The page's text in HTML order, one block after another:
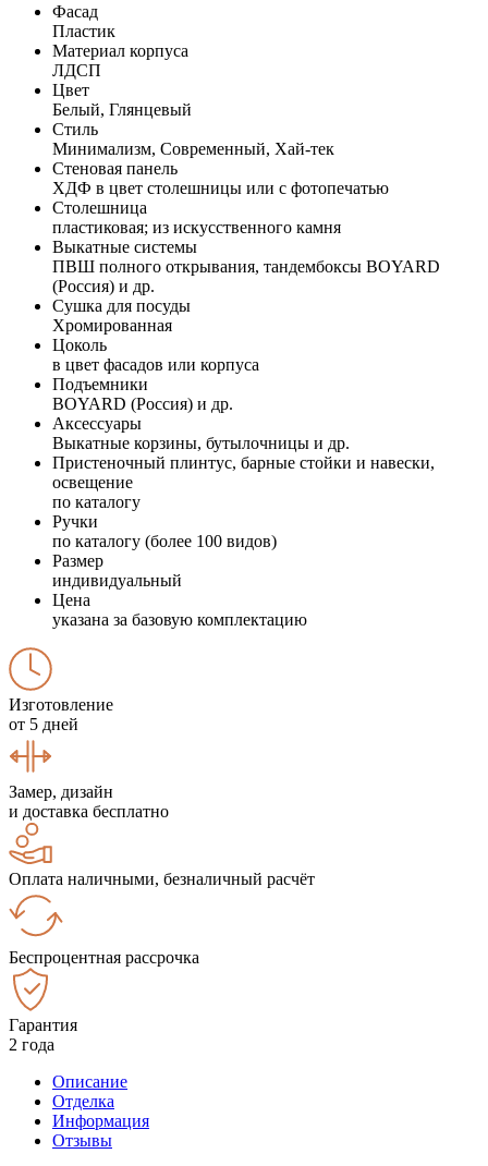
Фасад
Пластик
Материал корпуса
ЛДСП
Цвет
Белый, Глянцевый
Стиль
Минимализм, Современный, Хай-тек
Стеновая панель
ХДФ в цвет столешницы или с фотопечатью
Столешница
пластиковая; из искусственного камня
Выкатные системы
ПВШ полного открывания, тандембоксы BOYARD
(Россия) и др.
Сушка для посуды
Хромированная
Цоколь
в цвет фасадов или корпуса
Подъемники
BOYARD (Россия) и др.
Аксессуары
Выкатные корзины, бутылочницы и др.
Пристеночный плинтус, барные стойки и навески,
освещение
по каталогу
Ручки
по каталогу (более 100 видов)
Размер
индивидуальный
Цена
указана за базовую комплектацию
Изготовление
от 5 дней
Замер, дизайн
и доставка бесплатно
Оплата наличными, безналичный расчёт
Беспроцентная рассрочка
Гарантия
2 года
Описание
Отделка
Информация
Отзывы